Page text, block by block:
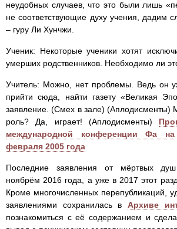
неудобных случаев, что это были лишь
не соответствующие духу учения, дадим
– гуру Ли Хунчжи.
Ученик: Некоторые ученики хотят
умерших родственников. Необходимо ли
Учитель: Можно, нет проблемы. Ведь он
прийти сюда, найти газету «Великая
заявление. (Смех в зале) (Аплодисменты)
роль? Да, играет! (Аплодисменты)
международной конференции Фа
февраля 2005 года
Последние заявления от мёртвых
ноябрём 2016 года, а уже в 2017 этот
Кроме многочисленных перепубликаций,
заявлениями сохранилась в Архиве
познакомиться с её содержанием и